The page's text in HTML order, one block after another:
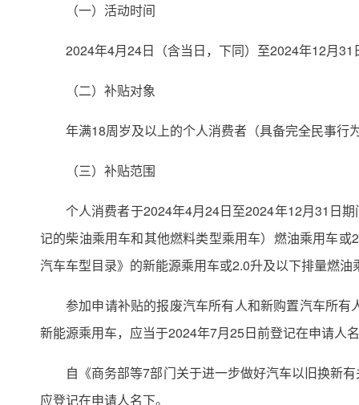
（一）活动时间
2024年4月24日（含当日，下同）至2024年12月31
（二）补贴对象
年满18周岁及以上的个人消费者（具备完全民事行
（三）补贴范围
个人消费者于2024年4月24日至2024年12月31日
记的柴油乘用车和其他燃料类型乘用车）燃油乘用车
汽车车型目录》的新能源乘用车或2.0升及以下排量燃
参加申请补贴的报废汽车所有人和新购置汽车所
新能源乘用车，应当于2024年7月25日前登记在申请人
自《商务部等7部门关于进一步做好汽车以旧换新
应登记在申请人名下。